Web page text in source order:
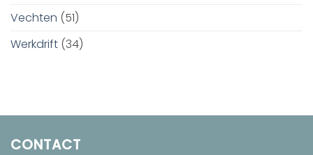
Vechten (51)
Werkdrift (34)
CONTACT